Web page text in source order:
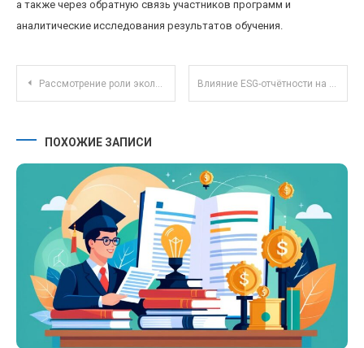
а также через обратную связь участников программ и
аналитические исследования результатов обучения.
Навигация по записям
Рассмотрение роли экологических и социально ответственных стратегий в ПИФах 2025 года Влияние ESG-отчётности на рынок корпоративных облигаций: новые стандарты и возможности
ПОХОЖИЕ ЗАПИСИ